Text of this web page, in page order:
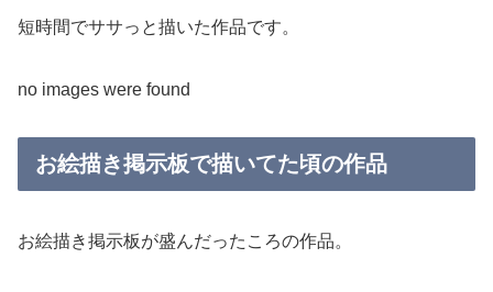
短時間でササっと描いた作品です。
no images were found
お絵描き掲示板で描いてた頃の作品
お絵描き掲示板が盛んだったころの作品。